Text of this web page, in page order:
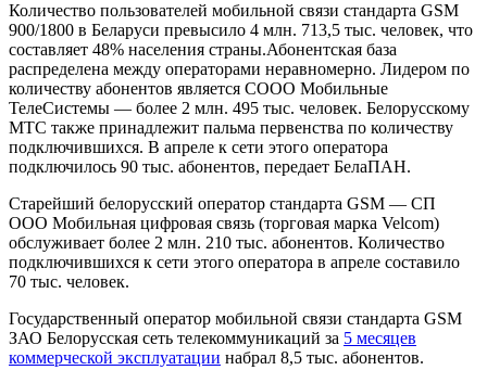
Количество пользователей мобильной связи стандарта GSM
900/1800 в Беларуси превысило 4 млн. 713,5 тыс. человек, что
составляет 48% населения страны.Абонентская база
распределена между операторами неравномерно. Лидером по
количеству абонентов является СООО Мобильные
ТелеСистемы — более 2 млн. 495 тыс. человек. Белорусскому
МТС также принадлежит пальма первенства по количеству
подключившихся. В апреле к сети этого оператора
подключилось 90 тыс. абонентов, передает БелаПАН.
Старейший белорусский оператор стандарта GSM — СП
ООО Мобильная цифровая связь (торговая марка Velcom)
обслуживает более 2 млн. 210 тыс. абонентов. Количество
подключившихся к сети этого оператора в апреле составило
70 тыс. человек.
Государственный оператор мобильной связи стандарта GSM
ЗАО Белорусская сеть телекоммуникаций за 5 месяцев
коммерческой эксплуатации набрал 8,5 тыс. абонентов.